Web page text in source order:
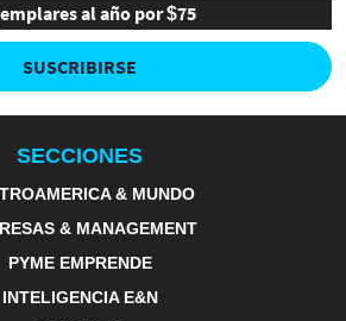
al año por $75
SUSCRIBIRSE
SECCIONES
& MUNDO
& MANAGEMENT
PYME EMPRENDE
INTELIGENCIA E&N